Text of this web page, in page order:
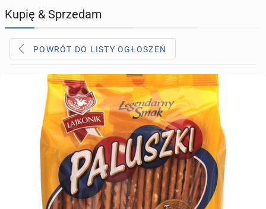
KUPIĘ & SPRZEDAM
TOWARZYSKIE
Kupię & Sprzedam
POWRÓT DO LISTY OGŁOSZEŃ